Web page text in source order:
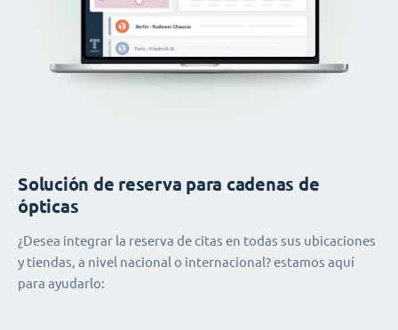
Solución de reserva para cadenas de
ópticas
¿Desea integrar la reserva de citas en todas sus ubicaciones
y tiendas, a nivel nacional o internacional? estamos aquí
para ayudarlo: